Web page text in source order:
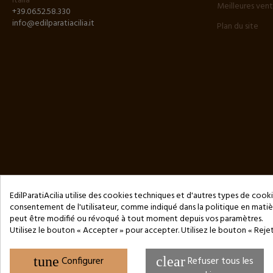
+39.06.52.58.330
info@edilparatiacilia.it
Meilleures
Plan du site
Copyright © 2024 by 3Enne s.r.l.s. P.IVA/C.F.: 13466181008
Numéro d'enregistrement REA : RM-1449325 - Registre du Commerce
Website Developed by M.Borzacchini - TestSide
EdilParatiAcilia utilise des cookies techniques et d'autres types de
consentement de l'utilisateur, comme indiqué dans la politique en
peut être modifié ou révoqué à tout moment depuis vos paramètres.
Utilisez le bouton « Accepter » pour accepter. Utilisez le bouton «
clearRefuser tous les
tuneConfigurer